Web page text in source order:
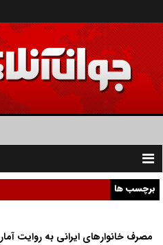
Toggle
navigation
برچسب ها
مصرف خانوار‌های ایرانی به روایت آمار